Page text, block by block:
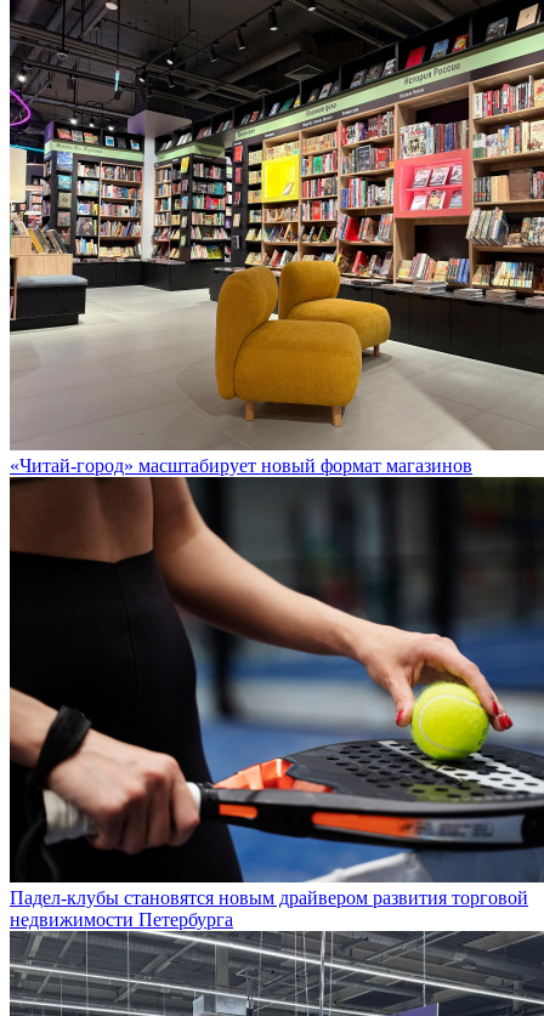
«Читай-город» масштабирует новый формат магазинов
Падел-клубы становятся новым драйвером развития торговой
недвижимости Петербурга